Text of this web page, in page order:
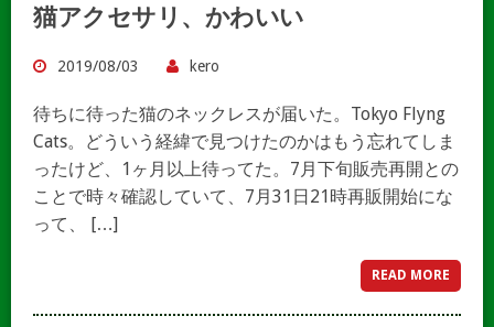
猫アクセサリ、かわいい
2019/08/03 kero
待ちに待った猫のネックレスが届いた。Tokyo Flyng
Cats。どういう経緯で見つけたのかはもう忘れてしま
ったけど、1ヶ月以上待ってた。7月下旬販売再開との
ことで時々確認していて、7月31日21時再販開始にな
って、 […]
READ MORE